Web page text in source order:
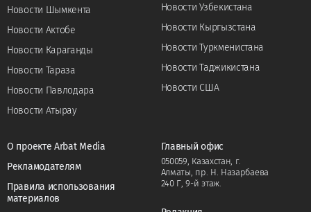
Новости Шымкента
Новости Актобе
Новости Караганды
Новости Тараза
Новости Павлодара
Новости Атырау
Новости Узбекистана
Новости Кыргызстана
Новости Туркменистана
Новости Таджикистана
Новости США
О проекте Arbat Media
Рекламодателям
Правила использования
материалов
Главный офис
050059, Казахстан, г.
Алматы, пр. Н. Назарбаева
240 Г, 9-й этаж.